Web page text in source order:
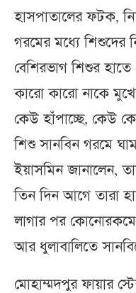
হাসপাতালের ফটক,
গরমের মধ্যে শিশুদের
বেশিরভাগ শিশুর হাতে
কারো কারো নাকে
কেউ হাঁপাচ্ছে, কেউ
শিশু সানবিন গরমে
ইয়াসমিন জানালেন,
তিন দিন আগে তারা
লাগার পর
আর ধুলাবালিতে
মোহাম্মদপুর ফায়ার